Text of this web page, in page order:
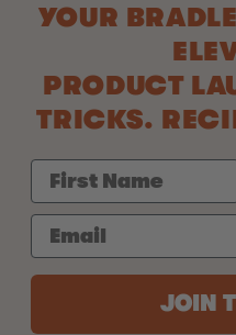
YOUR
PRODUCT
TRICKS.
JOIN